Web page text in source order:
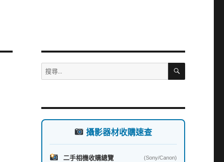
搜
尋
字:
搜
攝影器材收購速查
二手相機收購總覽 (Sony/Canon)